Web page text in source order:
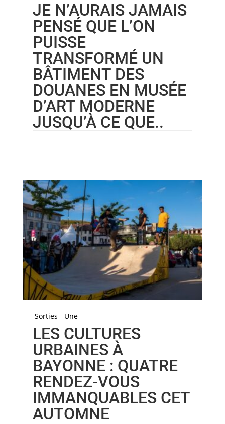
JE N’AURAIS JAMAIS
PENSÉ QUE L’ON
PUISSE
TRANSFORMÉ UN
BÂTIMENT DES
DOUANES EN MUSÉE
D’ART MODERNE
JUSQU’À CE QUE..
Sorties Une
LES CULTURES
URBAINES À
BAYONNE : QUATRE
RENDEZ-VOUS
IMMANQUABLES CET
AUTOMNE